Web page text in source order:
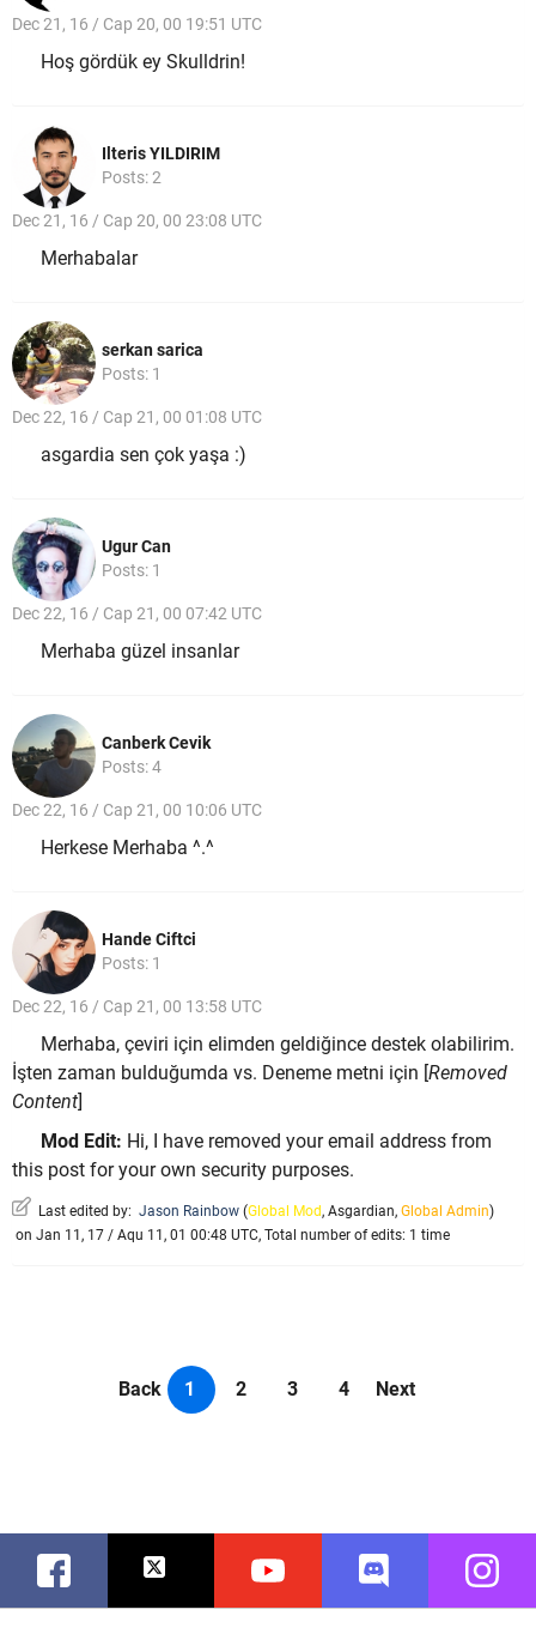
Dec 21, 16 / Cap 20, 00 19:51 UTC
Hoş gördük ey Skulldrin!
Ilteris YILDIRIM
Posts: 2
Dec 21, 16 / Cap 20, 00 23:08 UTC
Merhabalar
serkan sarica
Posts: 1
Dec 22, 16 / Cap 21, 00 01:08 UTC
asgardia sen çok yaşa :)
Ugur Can
Posts: 1
Dec 22, 16 / Cap 21, 00 07:42 UTC
Merhaba güzel insanlar
Canberk Cevik
Posts: 4
Dec 22, 16 / Cap 21, 00 10:06 UTC
Herkese Merhaba ^.^
Hande Ciftci
Posts: 1
Dec 22, 16 / Cap 21, 00 13:58 UTC
Merhaba, çeviri için elimden geldiğince destek olabilirim.
İşten zaman bulduğumda vs. Deneme metni için [Removed
Content]
Mod Edit: Hi, I have removed your email address from
this post for your own security purposes.
Last edited by: Jason Rainbow (Global Mod, Asgardian, Global Admin)
on Jan 11, 17 / Aqu 11, 01 00:48 UTC, Total number of edits: 1 time
Back 1 2 3 4 Next
Facebook Twitter Youtube Discord